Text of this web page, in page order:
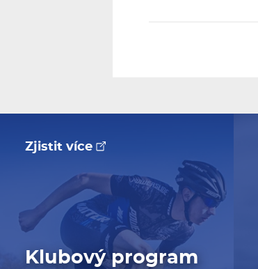
Zjistit více
Klubový program